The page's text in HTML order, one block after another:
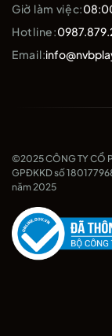
Giờ làm việc:
Hotline:
Email:
©2025 CÔNG TY CỔ
GPĐKKD số
năm 2025